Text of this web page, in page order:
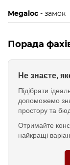
Megaloc - замок
Порада
Не знаєте,
Підібрати
допоможемо
простору та
Отримайте
найкращі